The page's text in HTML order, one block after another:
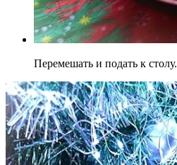
Перемешать и подать к столу.